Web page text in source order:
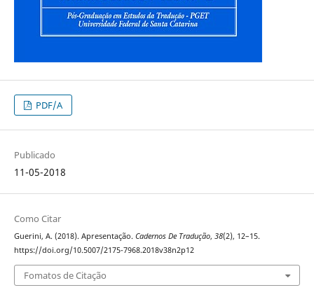
PDF/A
Publicado
11-05-2018
Como Citar
Guerini, A. (2018). Apresentação. Cadernos De Tradução, 38(2), 12–15.
https://doi.org/10.5007/2175-7968.2018v38n2p12
Fomatos de Citação